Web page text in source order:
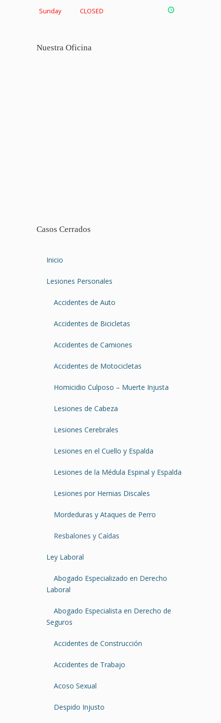
Sunday CLOSED
Nuestra Oficina
Casos Cerrados
Inicio
Lesiones Personales
Accidentes de Auto
Accidentes de Bicicletas
Accidentes de Camiones
Accidentes de Motocicletas
Homicidio Culposo – Muerte Injusta
Lesiones de Cabeza
Lesiones Cerebrales
Lesiones en el Cuello y Espalda
Lesiones de la Médula Espinal y Espalda
Lesiones por Hernias Discales
Mordeduras y Ataques de Perro
Resbalones y Caídas
Ley Laboral
Abogado Especializado en Derecho
Laboral
Abogado Especialista en Derecho de
Seguros
Accidentes de Construcción
Accidentes de Trabajo
Acoso Sexual
Despido Injusto